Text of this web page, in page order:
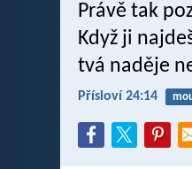
Právě tak
Když ji
tvá naděje
Přísloví 24:14